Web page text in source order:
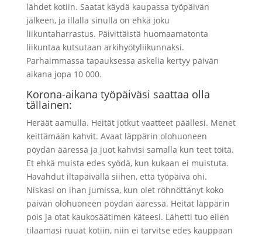
lähdet kotiin. Saatat käydä kaupassa työpäivän
jälkeen, ja illalla sinulla on ehkä joku
liikuntaharrastus. Päivittäistä huomaamatonta
liikuntaa kutsutaan arkihyötyliikunnaksi.
Parhaimmassa tapauksessa askelia kertyy päivän
aikana jopa 10 000.
Korona-aikana työpäiväsi saattaa olla
tällainen:
Heräät aamulla. Heität jotkut vaatteet päällesi. Menet
keittämään kahvit. Avaat läppärin olohuoneen
pöydän ääressä ja juot kahvisi samalla kun teet töitä.
Et ehkä muista edes syödä, kun kukaan ei muistuta.
Havahdut iltapäivällä siihen, että työpäivä ohi.
Niskasi on ihan jumissa, kun olet röhnöttänyt koko
päivän olohuoneen pöydän ääressä. Heität läppärin
pois ja otat kaukosäätimen käteesi. Lähetti tuo eilen
tilaamasi ruuat kotiin, niin ei tarvitse edes kauppaan